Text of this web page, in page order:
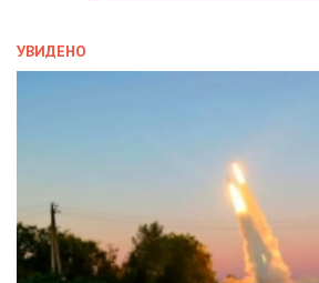
УВИДЕНО